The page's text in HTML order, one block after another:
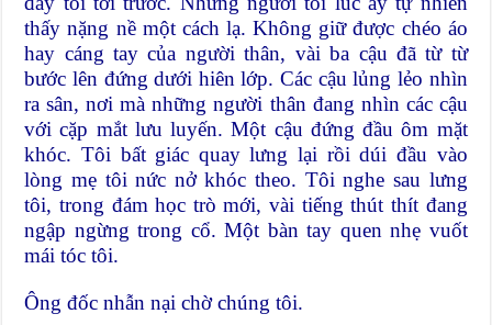
thấy nặng nề một cách lạ. Không giữ được chéo áo
hay cáng tay của người thân, vài ba cậu đã từ từ
bước lên đứng dưới hiên lớp. Các cậu lủng lẻo nhìn
ra sân, nơi mà những người thân đang nhìn các cậu
với cặp mắt lưu luyến. Một cậu đứng đầu ôm mặt
khóc. Tôi bất giác quay lưng lại rồi dúi đầu vào
lòng mẹ tôi nức nở khóc theo. Tôi nghe sau lưng
tôi, trong đám học trò mới, vài tiếng thút thít đang
ngập ngừng trong cổ. Một bàn tay quen nhẹ vuốt
mái tóc tôi.
Ông đốc nhẫn nại chờ chúng tôi.